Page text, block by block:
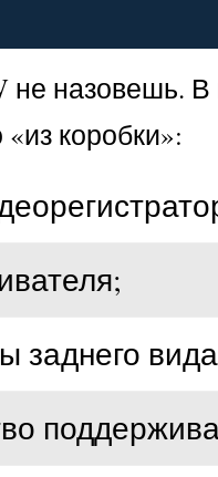
назовешь.
коробки»:
заднего